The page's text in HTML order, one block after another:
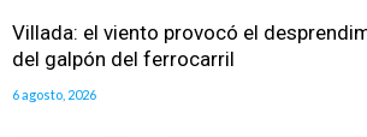
Villada: el viento provocó el
del galpón del ferrocarril
6 agosto, 2026